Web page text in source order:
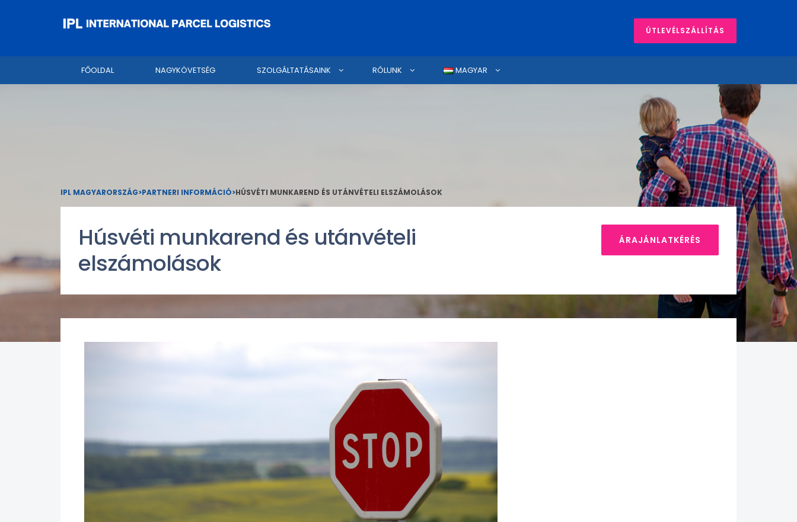
ÚTLEVÉLSZÁLLÍTÁS
FŐOLDAL NAGYKÖVETSÉG SZOLGÁLTATÁSAINK RÓLUNK MAGYAR
IPL MAGYARORSZÁG>PARTNERI INFORMÁCIÓ>HÚSVÉTI MUNKAREND ÉS UTÁNVÉTELI ELSZÁMOLÁSOK
Húsvéti munkarend és utánvételi
elszámolások
ÁRAJÁNLATKÉRÉS